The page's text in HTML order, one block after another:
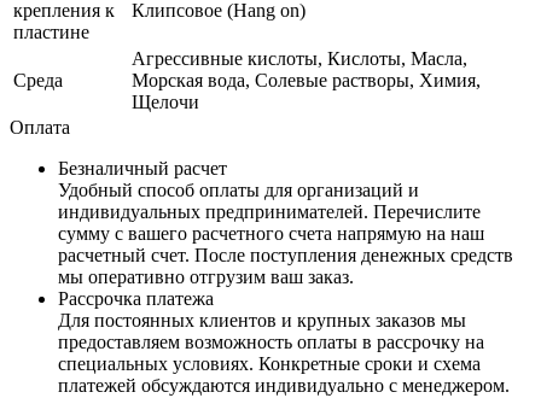
крепления к
пластине
Клипсовое (Hang on)
Среда
Агрессивные кислоты, Кислоты, Масла,
Морская вода, Солевые растворы, Химия,
Щелочи
Оплата
Безналичный расчет
Удобный способ оплаты для организаций и
индивидуальных предпринимателей. Перечислите
сумму с вашего расчетного счета напрямую на наш
расчетный счет. После поступления денежных средств
мы оперативно отгрузим ваш заказ.
Рассрочка платежа
Для постоянных клиентов и крупных заказов мы
предоставляем возможность оплаты в рассрочку на
специальных условиях. Конкретные сроки и схема
платежей обсуждаются индивидуально с менеджером.